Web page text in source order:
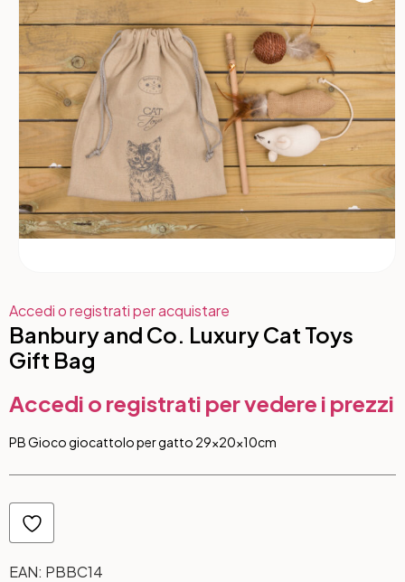
Accedi o registrati per acquistare
Banbury and Co. Luxury Cat Toys
Gift Bag
Accedi o registrati per vedere i prezzi
PB Gioco giocattolo per gatto 29x20x10cm
EAN: PBBC14